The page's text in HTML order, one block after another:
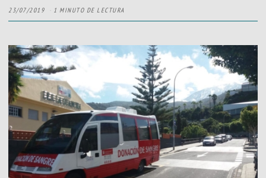
23/07/2019 1 MINUTO DE LECTURA